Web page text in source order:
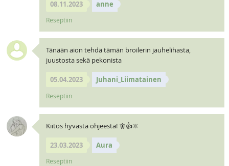
08.11.2023 anne
Reseptiin
Tänään aion tehdä tämän broilerin jauhelihasta,
juustosta sekä pekonista
05.04.2023 Juhani_Liimatainen
Reseptiin
Kiitos hyvästä ohjeesta! 🧚👍🔆
23.03.2023 Aura
Reseptiin